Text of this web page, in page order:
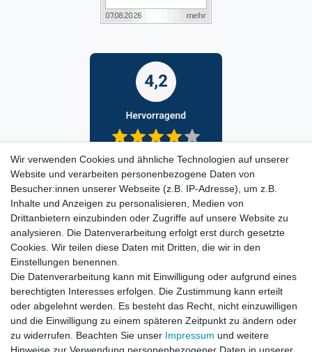
Wir verwenden Cookies und ähnliche Technologien auf unserer
Website und verarbeiten personenbezogene Daten von
Besucher:innen unserer Webseite (z.B. IP-Adresse), um z.B.
Inhalte und Anzeigen zu personalisieren, Medien von
Drittanbietern einzubinden oder Zugriffe auf unsere Website zu
analysieren. Die Datenverarbeitung erfolgt erst durch gesetzte
Cookies. Wir teilen diese Daten mit Dritten, die wir in den
Einstellungen benennen.
Die Datenverarbeitung kann mit Einwilligung oder aufgrund eines
berechtigten Interesses erfolgen. Die Zustimmung kann erteilt
oder abgelehnt werden. Es besteht das Recht, nicht einzuwilligen
und die Einwilligung zu einem späteren Zeitpunkt zu ändern oder
zu widerrufen. Beachten Sie unser Impressum und weitere